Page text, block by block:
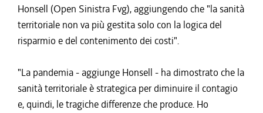
Honsell (Open Sinistra Fvg), aggiungendo che "la sanità
territoriale non va più gestita solo con la logica del
risparmio e del contenimento dei costi".
"La pandemia - aggiunge Honsell - ha dimostrato che la
sanità territoriale è strategica per diminuire il contagio
e, quindi, le tragiche differenze che produce. Ho